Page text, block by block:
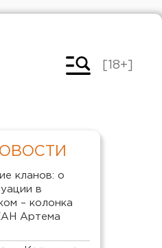
[18+]
кланов: о
в
– колонка
Артема